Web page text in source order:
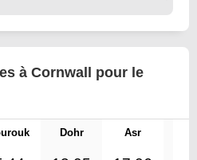
à Cornwall pour le
Dohr Asr